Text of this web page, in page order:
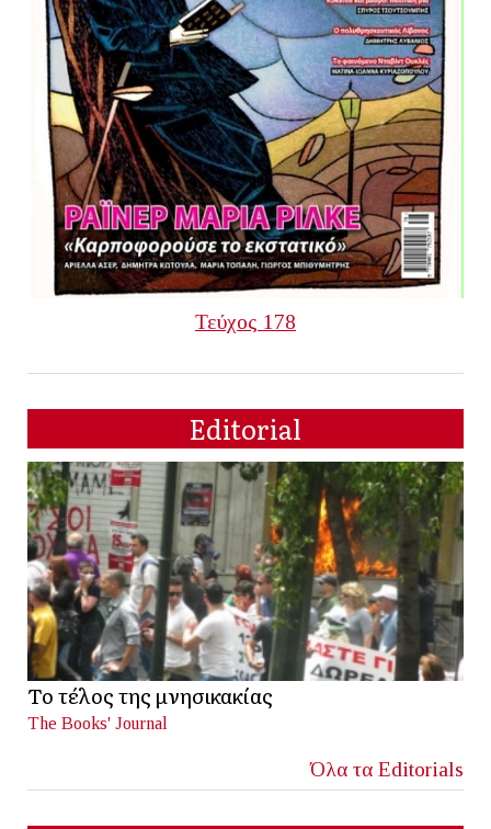
Τεύχος 178
Editorial
Το τέλος της μνησικακίας
The Books' Journal
Όλα τα Editorials